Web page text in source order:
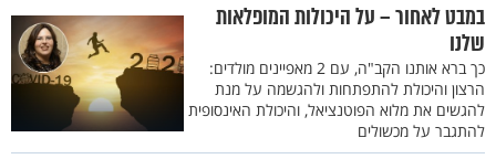
במבט לאחור – על היכולות המופלאות
שלנו
כך ברא אותנו הקב"ה, עם 2 מאפיינים מולדים:
הרצון והיכולת להתפתחות ולהגשמה על מנת
להגשים את מלוא הפוטנציאל, והיכולת האינסופית
להתגבר על מכשולים